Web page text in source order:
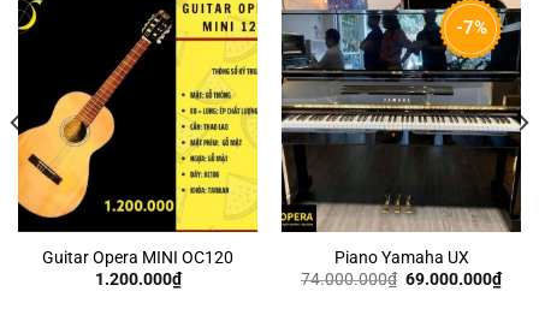
Guitar Opera MINI OC120
1.200.000₫
-7%
Piano Yamaha UX
74.000.000₫ Giá
69.000.000₫Giá
hiện